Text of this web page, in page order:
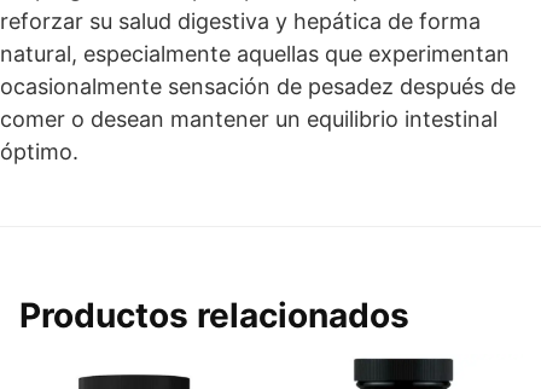
reforzar su salud digestiva y hepática de forma
natural, especialmente aquellas que experimentan
ocasionalmente sensación de pesadez después de
comer o desean mantener un equilibrio intestinal
óptimo.
Productos relacionados